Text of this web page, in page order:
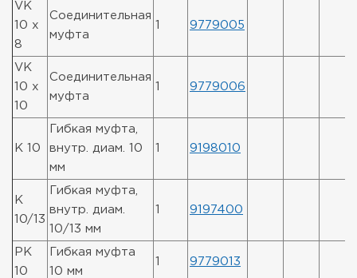
VK
10 x
8
Соединительная
муфта
9779005
VK
10 x
10
Соединительная
муфта
9779006
K 10
Гибкая муфта,
внутр. диам. 10
мм
9198010
K
10/13
Гибкая муфта,
внутр. диам.
10/13 мм
9197400
PK
10
Гибкая муфта
10 мм
9779013